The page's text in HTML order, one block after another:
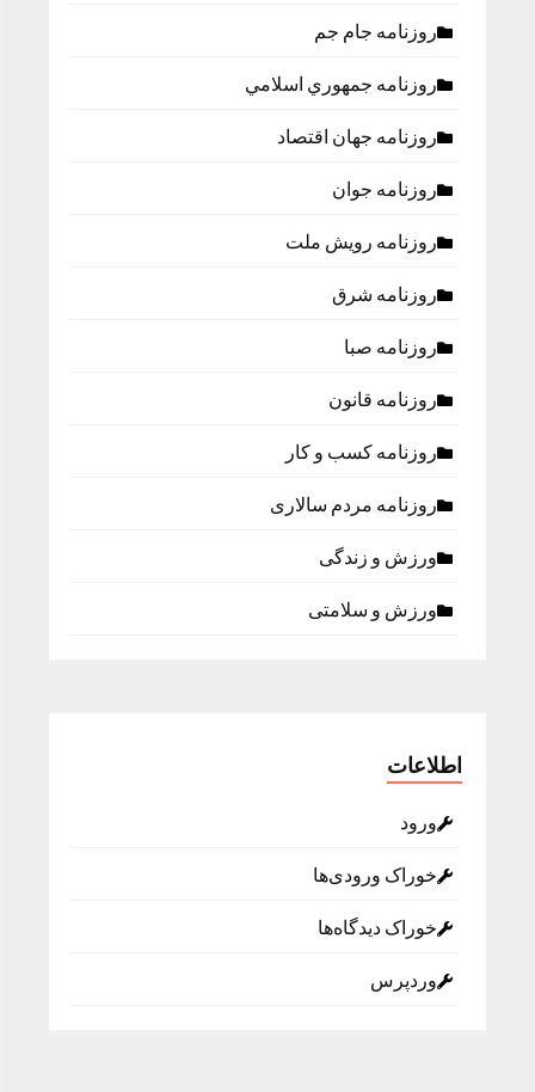
روزنامه جام جم
روزنامه جمهوري اسلامي
روزنامه جهان اقتصاد
روزنامه جوان
روزنامه رویش ملت
روزنامه شرق
روزنامه صبا
روزنامه قانون
روزنامه كسب و كار
روزنامه مردم سالاری
ورزش و زندگی
ورزش و سلامتی
اطلاعات
ورود
خوراک ورودی‌ها
خوراک دیدگاه‌ها
وردپرس